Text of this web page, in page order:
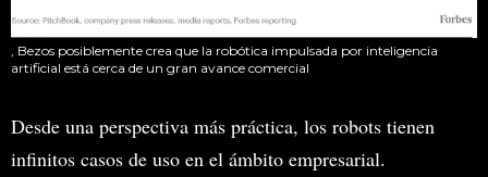
, Bezos posiblemente crea que la robótica impulsada por inteligencia
artificial está cerca de un gran avance comercial
Desde una perspectiva más práctica, los robots tienen
infinitos casos de uso en el ámbito empresarial.